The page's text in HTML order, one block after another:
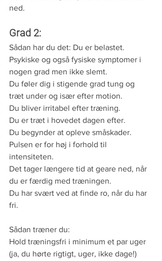
ned.
Grad 2:
Sådan har du det: Du er belastet.
Psykiske og også fysiske symptomer i
nogen grad men ikke slemt.
Du føler dig i stigende grad tung og
træt under og især efter motion.
Du bliver irritabel efter træning.
Du er træt i hovedet dagen efter.
Du begynder at opleve småskader.
Pulsen er for høj i forhold til
intensiteten.
Det tager længere tid at geare ned, når
du er færdig med træningen.
Du har svært ved at finde ro, når du har
fri.
Sådan træner du:
Hold træningsfri i minimum et par uger
(ja, du hørte rigtigt, uger, ikke dage!)